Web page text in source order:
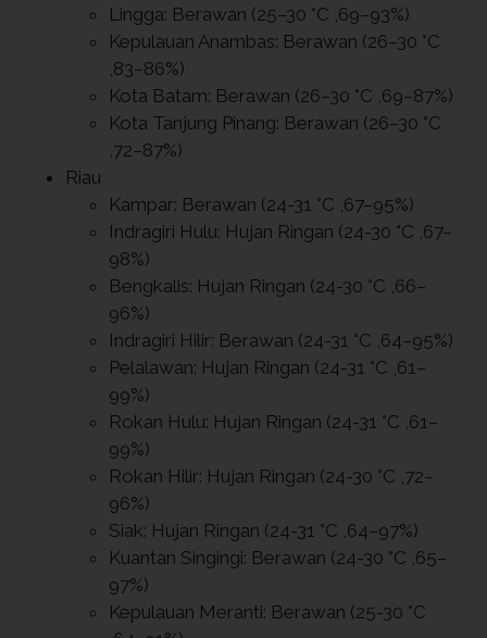
Lingga: Berawan (25–30 °C ,69–93%)
Kepulauan Anambas: Berawan (26–30 °C
,83–86%)
Kota Batam: Berawan (26–30 °C ,69–87%)
Kota Tanjung Pinang: Berawan (26–30 °C
,72–87%)
Riau
Kampar: Berawan (24-31 °C ,67–95%)
Indragiri Hulu: Hujan Ringan (24-30 °C ,67–
98%)
Bengkalis: Hujan Ringan (24-30 °C ,66–
96%)
Indragiri Hilir: Berawan (24-31 °C ,64–95%)
Pelalawan: Hujan Ringan (24-31 °C ,61–
99%)
Rokan Hulu: Hujan Ringan (24-31 °C ,61–
99%)
Rokan Hilir: Hujan Ringan (24-30 °C ,72–
96%)
Siak: Hujan Ringan (24-31 °C ,64–97%)
Kuantan Singingi: Berawan (24-30 °C ,65–
97%)
Kepulauan Meranti: Berawan (25-30 °C